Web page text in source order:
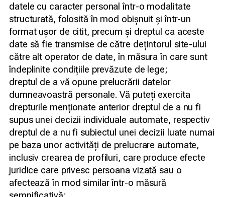
datele cu caracter personal într-o modalitate
structurată, folosită în mod obișnuit și într-un
format ușor de citit, precum și dreptul ca aceste
date să fie transmise de către dețintorul site-ului
către alt operator de date, în măsura în care sunt
îndeplinite condițiile prevăzute de lege;
dreptul de a vă opune prelucrării datelor
dumneavoastră personale. Vă puteți exercita
drepturile menționate anterior dreptul de a nu fi
supus unei decizii individuale automate, respectiv
dreptul de a nu fi subiectul unei decizii luate numai
pe baza unor activități de prelucrare automate,
inclusiv crearea de profiluri, care produce efecte
juridice care privesc persoana vizată sau o
afectează în mod similar într-o măsură